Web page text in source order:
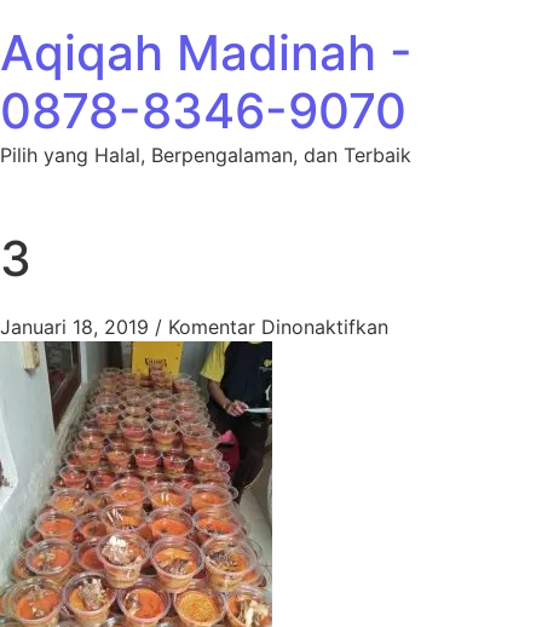
Aqiqah Madinah -
0878-8346-9070
Pilih yang Halal, Berpengalaman, dan Terbaik
3
Januari 18, 2019 / Komentar Dinonaktifkanpada 3